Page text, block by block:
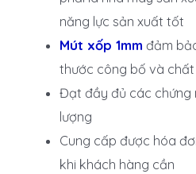
năng lực sản xuất tốt
Mút xốp 1mm đảm
thước công bố và
Đạt đầy đủ các chứng
lượng
Cung cấp được hóa
khi khách hàng cần